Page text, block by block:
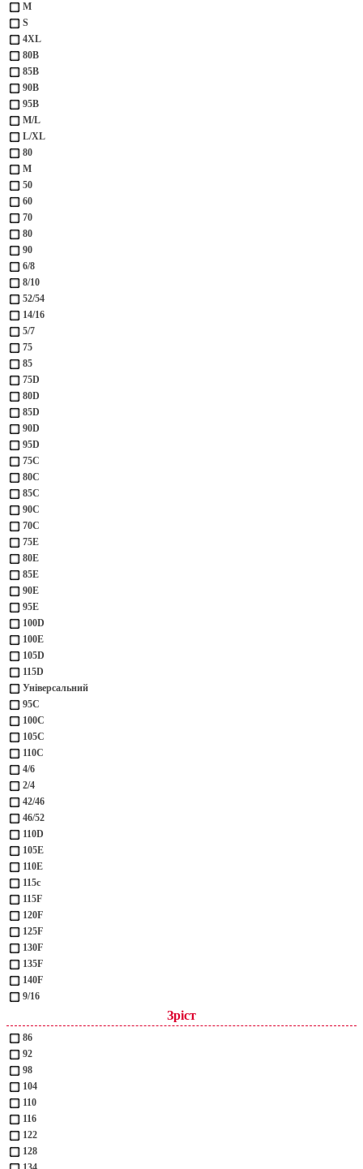
М
S
4XL
80B
85B
90B
95B
M/L
L/XL
80
M
50
60
70
80
90
6/8
8/10
52/54
14/16
5/7
75
85
75D
80D
85D
90D
95D
75С
80С
85С
90С
70С
75Е
80Е
85Е
90Е
95Е
100D
100Е
105D
115D
Універсальний
95С
100С
105С
110С
4/6
2/4
42/46
46/52
110D
105Е
110Е
115с
115F
120F
125F
130F
135F
140F
9/16
Зріст
86
92
98
104
110
116
122
128